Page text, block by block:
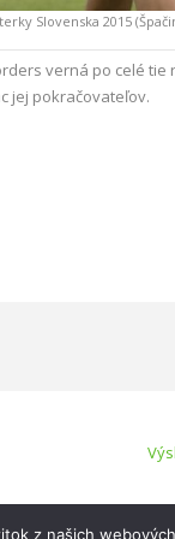
Slovenska 2015
verná po celé
jej pokračovateľov.
z našich